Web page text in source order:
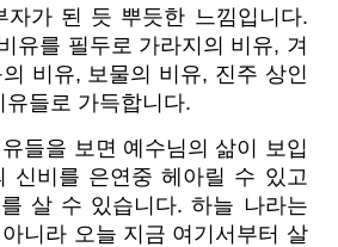
자가 된 듯 뿌듯한 느낌입니다.
유를 필두로 가라지의 비유, 겨
비유, 보물의 비유, 진주 상인
들로 가득합니다.
들을 보면 예수님의 삶이 보입
신비를 은연중 헤아릴 수 있고
살 수 있습니다. 하늘 나라는
니라 오늘 지금 여기서부터 살